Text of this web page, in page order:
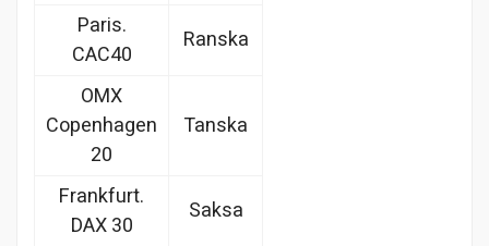
Paris.
CAC40
Ranska
OMX
Copenhagen
20
Tanska
Frankfurt.
DAX 30
Saksa